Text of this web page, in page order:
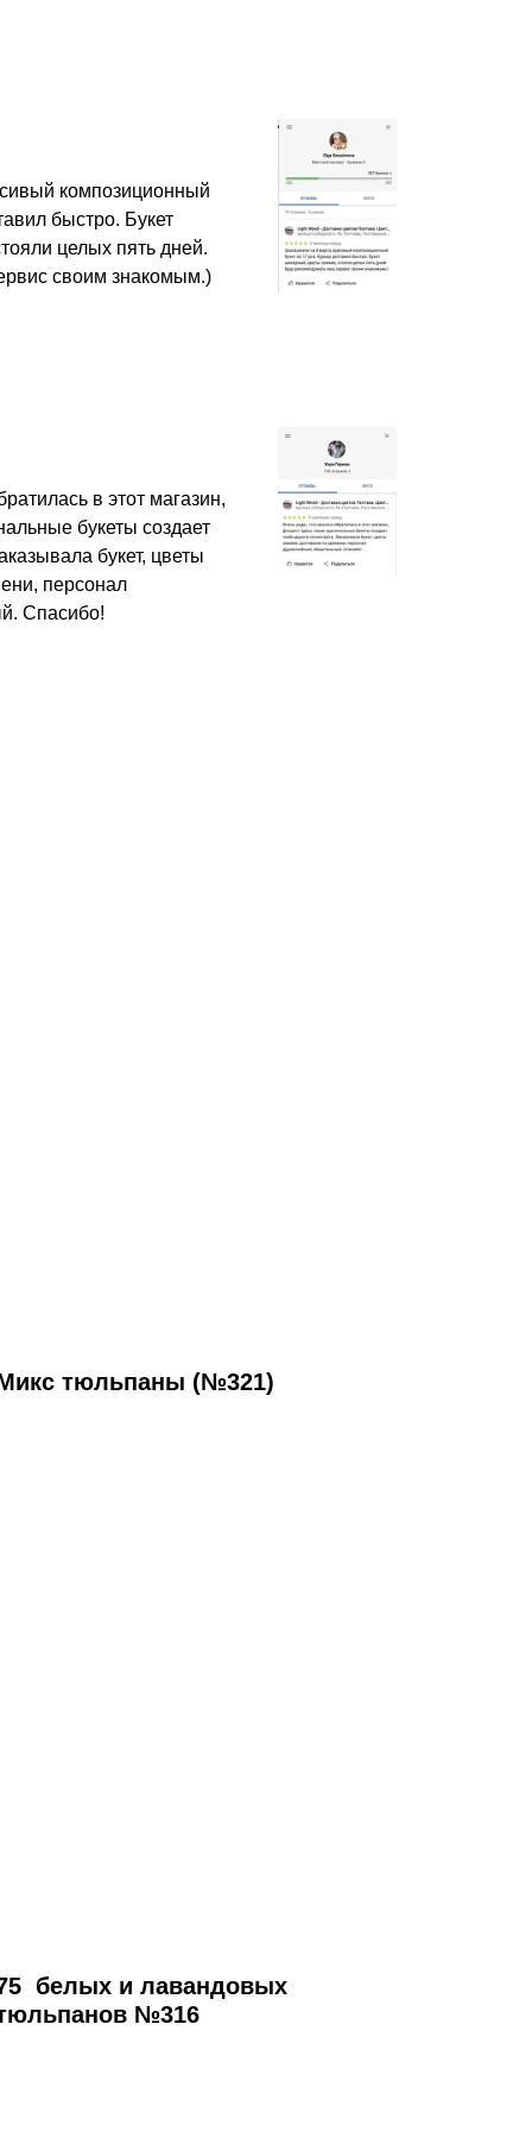
композиционный
быстро. Букет
целых пять дней.
своим знакомым.)
в этот магазин,
букеты создает
букет, цветы
персонал
Спасибо!
тюльпаны (№321)
белых и лавандовых
№316